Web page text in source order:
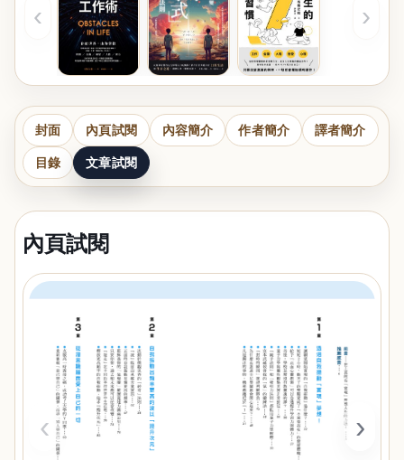
‹ ›
封面 內頁試閱 內容簡介 作者簡介 譯者簡介
目錄 文章試閱
內頁試閱
‹ ›